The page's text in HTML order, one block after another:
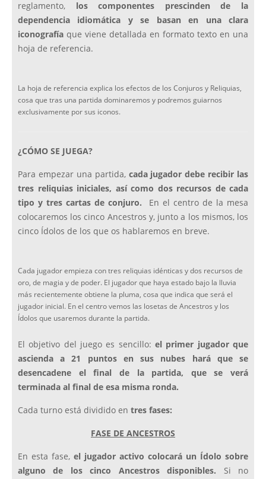
reglamento, los componentes prescinden de la
dependencia idiomática y se basan en una clara
iconografía que viene detallada en formato texto en una
hoja de referencia.
La hoja de referencia explica los efectos de los Conjuros y Reliquias,
cosa que tras una partida dominaremos y podremos guiarnos
exclusivamente por sus iconos.
¿CÓMO SE JUEGA?
Para empezar una partida, cada jugador debe recibir las
tres reliquias iniciales, así como dos recursos de cada
tipo y tres cartas de conjuro.
En el centro de la mesa
colocaremos los cinco Ancestros y, junto a los mismos, los
cinco Ídolos de los que os hablaremos en breve.
Cada jugador empieza con tres reliquias idénticas y dos recursos de
oro, de magia y de poder. El jugador que haya estado bajo la lluvia
más recientemente obtiene la pluma, cosa que indica que será el
jugador inicial. En el centro vemos las losetas de Ancestros y los
Ídolos que usaremos durante la partida.
El objetivo del juego es sencillo: el primer jugador que
ascienda a 21 puntos en sus nubes hará que se
desencadene el final de la partida, que se verá
terminada al final de esa misma ronda.
Cada turno está dividido en tres fases:
FASE DE ANCESTROS
En esta fase, el jugador activo colocará un Ídolo sobre
alguno de los cinco Ancestros disponibles. Si no